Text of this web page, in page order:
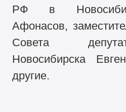
РФ в
Афонасов,
Совета
Новосибирска
другие.